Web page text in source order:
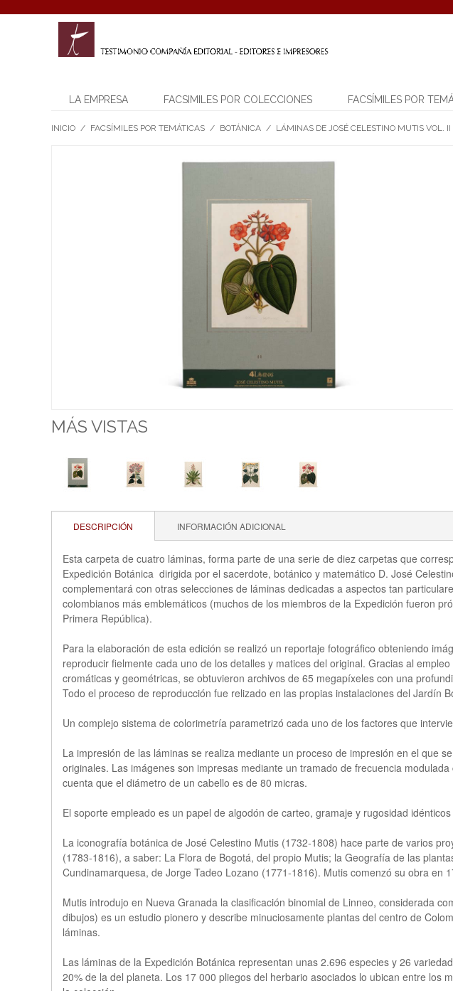
LA EMPRESA FACSIMILES POR COLECCIONES FACSÍMILES POR
INICIO / FACSÍMILES POR TEMÁTICAS / BOTÁNICA / LÁMINAS DE JOSÉ CELESTINO MUTIS VOL. II
MÁS VISTAS
DESCRIPCIÓN INFORMACIÓN ADICIONAL
Esta carpeta de cuatro láminas, forma parte de una serie de diez carpetas que
Expedición Botánica dirigida por el sacerdote, botánico y matemático D. José
complementará con otras selecciones de láminas dedicadas a aspectos tan
colombianos más emblemáticos (muchos de los miembros de la Expedición fueron
Primera República).
Para la elaboración de esta edición se realizó un reportaje fotográfico obteniendo
reproducir fielmente cada uno de los detalles y matices del original. Gracias al
cromáticas y geométricas, se obtuvieron archivos de 65 megapíxeles con una
Todo el proceso de reproducción fue relizado en las propias instalaciones del Jardín
Un complejo sistema de colorimetría parametrizó cada uno de los factores que
La impresión de las láminas se realiza mediante un proceso de impresión en el que
originales. Las imágenes son impresas mediante un tramado de frecuencia
cuenta que el diámetro de un cabello es de 80 micras.
El soporte empleado es un papel de algodón de carteo, gramaje y rugosidad
La iconografía botánica de José Celestino Mutis (1732-1808) hace parte de varios
(1783-1816), a saber: La Flora de Bogotá, del propio Mutis; la Geografía de las
Cundinamarquesa, de Jorge Tadeo Lozano (1771-1816). Mutis comenzó su obra en
Mutis introdujo en Nueva Granada la clasificación binomial de Linneo, considerada
dibujos) es un estudio pionero y describe minuciosamente plantas del centro de
láminas.
Las láminas de la Expedición Botánica representan unas 2.696 especies y 26
20% de la del planeta. Los 17 000 pliegos del herbario asociados lo ubican entre